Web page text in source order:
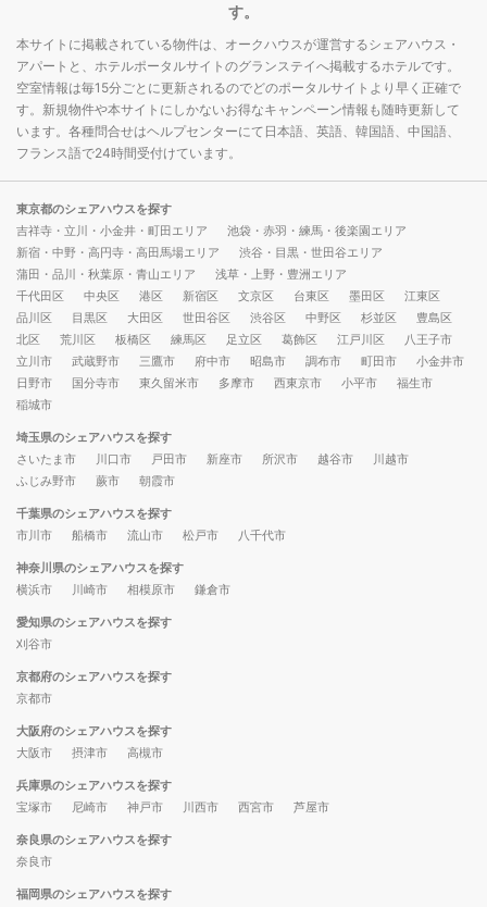
す。
本サイトに掲載されている物件は、オークハウスが運営するシェアハウス・
アパートと、ホテルポータルサイトのグランステイへ掲載するホテルです。
空室情報は毎15分ごとに更新されるのでどのポータルサイトより早く正確で
す。新規物件や本サイトにしかないお得なキャンペーン情報も随時更新して
います。各種問合せはヘルプセンターにて日本語、英語、韓国語、中国語、
フランス語で24時間受付けています。
東京都のシェアハウスを探す
吉祥寺・立川・小金井・町田エリア
池袋・赤羽・練馬・後楽園エリア
新宿・中野・高円寺・高田馬場エリア
渋谷・目黒・世田谷エリア
蒲田・品川・秋葉原・青山エリア
浅草・上野・豊洲エリア
千代田区
中央区 港区 新宿区 文京区 台東区 墨田区
江東区
品川区
目黒区 大田区 世田谷区 渋谷区 中野区 杉並区
豊島区
北区
荒川区 板橋区 練馬区 足立区 葛飾区 江戸川区
八王子市
立川市
武蔵野市 三鷹市 府中市 昭島市 調布市 町田市
小金井市
日野市
国分寺市 東久留米市 多摩市 西東京市 小平市
福生市
稲城市
埼玉県のシェアハウスを探す
さいたま市
川口市 戸田市 新座市 所沢市 越谷市
川越市
ふじみ野市
蕨市 朝霞市
千葉県のシェアハウスを探す
市川市
船橋市 流山市 松戸市 八千代市
神奈川県のシェアハウスを探す
横浜市
川崎市 相模原市 鎌倉市
愛知県のシェアハウスを探す
刈谷市
京都府のシェアハウスを探す
京都市
大阪府のシェアハウスを探す
大阪市
摂津市 高槻市
兵庫県のシェアハウスを探す
宝塚市
尼崎市 神戸市 川西市 西宮市 芦屋市
奈良県のシェアハウスを探す
奈良市
福岡県のシェアハウスを探す